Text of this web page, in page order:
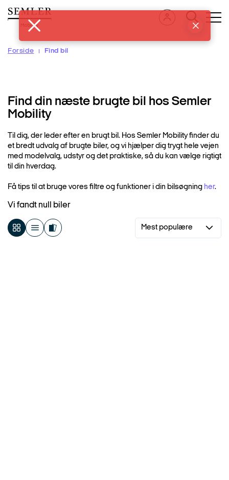
hovedindhold
Forside Find bil
Find din næste brugte bil hos Semler
Mobility
Til dig, der leder efter en brugt bil. Hos Semler Mobility finder du
et bredt udvalg af brugte biler, og vi hjælper dig trygt hele vejen
med modelvalg, udstyr og det praktiske, så du kan vælge rigtigt
til din hverdag.
Få tips til at bruge vores filtre og funktioner i din bilsøgning her.
Vi fandt null biler
Mest populære